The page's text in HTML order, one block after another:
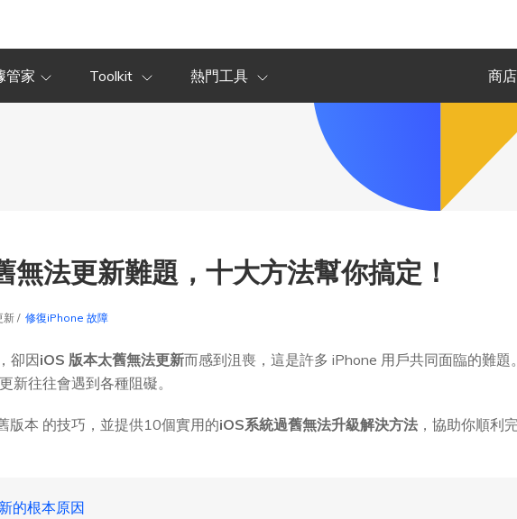
管家 Toolkit 熱門工具 商店
無法更新難題，十大方法幫你搞定！
新 / 修復iPhone 故障
卻因iOS 版本太舊無法更新而感到沮喪，這是許多 iPhone 用戶共同面臨的難題
新往往會遇到各種阻礙。
版本 的技巧，並提供10個實用的iOS系統過舊無法升級解決方法 ，協助你順利
的根本原因